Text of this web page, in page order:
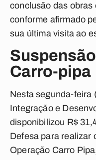
conclusão das obras
conforme afirmado
sua última visita ao
Carro-pipa
Nesta segunda-feira
Integração e
disponibilizou R$
Defesa para realizar
Operação Carro